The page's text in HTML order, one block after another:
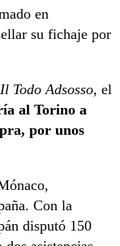
en
su fichaje por
Il Todo Adsosso, el
al Torino a
por unos
Con la
disputó 150